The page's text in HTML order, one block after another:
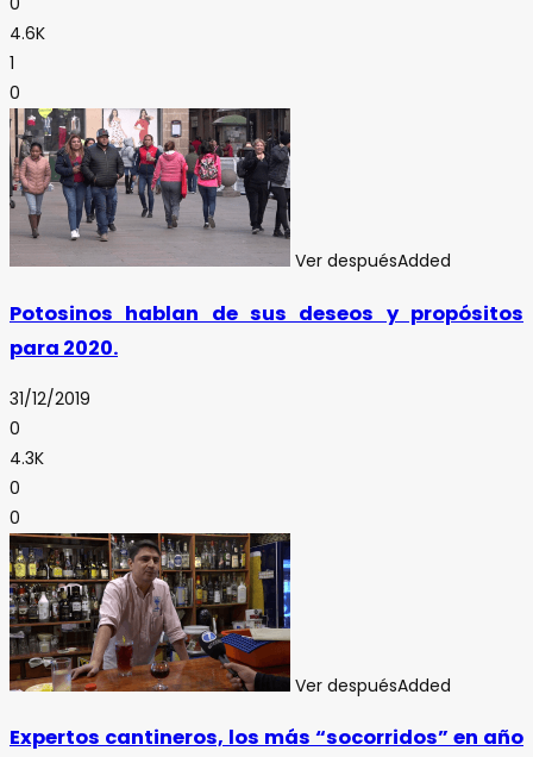
4.6K
1
0
Ver despuésAdded
Potosinos hablan de sus deseos y propósitos
para 2020.
31/12/2019
0
4.3K
0
0
Ver despuésAdded
Expertos cantineros, los más “socorridos” en año